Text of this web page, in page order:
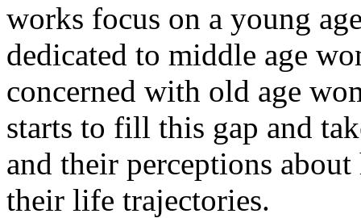
works focus on a young
dedicated to middle age
concerned with old age
starts to fill this gap and
and their perceptions
their life trajectories.